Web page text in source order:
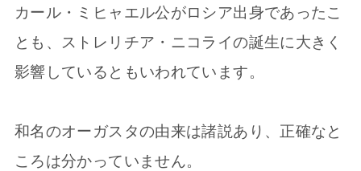
カール・ミヒャエル公がロシア出身であったこ
とも、ストレリチア・ニコライの誕生に大きく
影響しているともいわれています。
和名のオーガスタの由来は諸説あり、正確なと
ころは分かっていません。